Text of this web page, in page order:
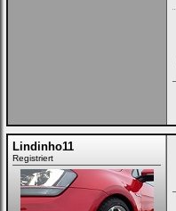
Lindinho11
Registriert